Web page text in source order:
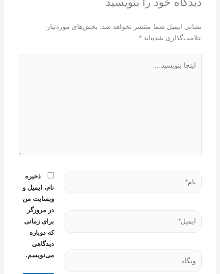
نشانی ایمیل شما منتشر نخواهد شد. بخش‌های موردنیاز
علامت‌گذاری شده‌اند*
بنویسید…
ذخیره
نام، ایمیل و
وبسایت من
در مرورگر
برای زمانی
که دوباره
دیدگاهی
می‌نویسم.